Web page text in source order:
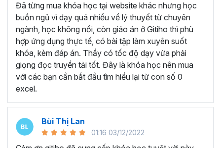
chính... Mỗi cấp độ sẽ có yêu cầu thành thạo Excel xử lý
công việc khác nhau.
Chính vì điều đó Gitiho đã mở khóa học vềThủ thuật
Excel cập nhật hàng tuần - EXG02 với hơn7h+ học
cùng với92 tài liệu đính kèmbạn sẽ nhận được nhiều lợi
ích vô tận như:
Giảng viên là những người có trình độ chuyên môn
cao, kinh nghiệm thực tiễn dày dặn đã và đang đào
VPBank, FPT software, Vietcombank, MIC, Tập
đoàn Thành Công, TH True Milk
Đã từng mua khóa học tại website khác nhưng học
buồn ngủ vì dạy quá nhiều về lý thuyết từ chuyên
ngành, học không nổi, còn giáo án ở Gitiho thì phù
hợp ứng dụng thực tế, có bài tập làm xuyên suốt
khóa, kèm đáp án. Thầy có tốc độ dạy vừa phải
giọng đọc truyền tải tốt. Đây là khóa học nên mua
với các bạn cần bắt đầu tìm hiểu lại từ con số 0
excel.
Bùi Thị Lan
01:16 03/12/2022